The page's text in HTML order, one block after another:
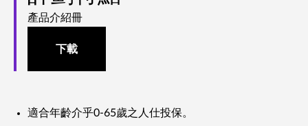
產品介紹冊
下載
適合年齡介乎0-65歲之人仕投保。